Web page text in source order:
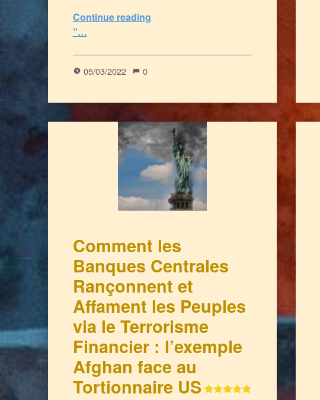
Continue reading“L’Iran, un Pays plein d’Avenir, Convoité et Courtisé par les 2 Blocs “Ennemis”
”…
05/03/2022 0
Comment les
Banques Centrales
Rançonnent et
Affament les Peuples
via le Terrorisme
Financier : l’exemple
Afghan face au
Tortionnaire US